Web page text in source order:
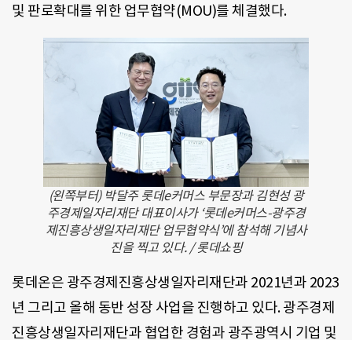
및 판로확대를 위한 업무협약(MOU)를 체결했다.
(왼쪽부터) 박달주 롯데e커머스 부문장과 김현성 광
주경제일자리재단 대표이사가 ‘롯데e커머스-광주경
제진흥상생일자리재단 업무협약식’에 참석해 기념사
진을 찍고 있다. / 롯데쇼핑
롯데온은 광주경제진흥상생일자리재단과 2021년과 2023
년 그리고 올해 동반 성장 사업을 진행하고 있다. 광주경제
진흥상생일자리재단과 협업한 경험과 광주광역시 기업 및